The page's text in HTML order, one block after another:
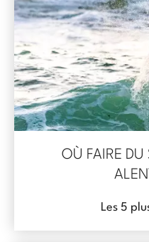
OÙ FAIRE DU
Les 5